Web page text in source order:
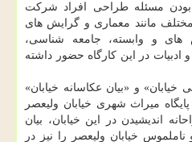
مسئله طراحی افراد شرکت
مانند معماری و گرایش های
های و وابسته، جامعه شناسی،
در این کارگاه حضور داشته
و «بیان عکاسانه خیابان»
میراث شهری خیابان ولیعصر
اندیشیدن در این خیابان، بیان
خیابان ولیعصر را نیز در